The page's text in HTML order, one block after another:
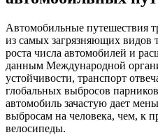
Автомобильные путешествия
из самых загрязняющих видов
роста числа автомобилей и
данным Международной
устойчивости, транспорт
глобальных выбросов
автомобиль зачастую дает
выбросам на человека, чем, к
велосипеды.